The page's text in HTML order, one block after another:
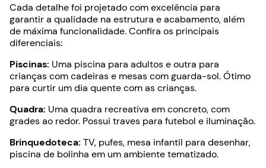
Cada detalhe foi projetado com excelência para
garantir a qualidade na estrutura e acabamento, além
de máxima funcionalidade. Confira os principais
diferenciais:
Piscinas: Uma piscina para adultos e outra para
crianças com cadeiras e mesas com guarda-sol. Ótimo
para curtir um dia quente com as crianças.
Quadra: Uma quadra recreativa em concreto, com
grades ao redor. Possui traves para futebol e iluminação.
Brinquedoteca: TV, pufes, mesa infantil para desenhar,
piscina de bolinha em um ambiente tematizado.